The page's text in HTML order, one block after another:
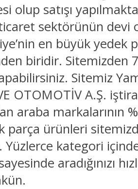
olup satışı
sektörünün devi
en büyük yedek
biridir. Sitemizden
Sitemiz
OTOMOTİV A.Ş.
araba markalarının
parça ürünleri
Yüzlerce kategori
aradığınızı